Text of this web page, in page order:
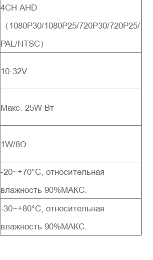
4CH AHD
（1080P30/1080P25/720P30/720P25/
PAL/NTSC）
10-32V
Макс. 25W Вт
1W/8Ω
-20~+70°C, относительная
влажность 90%МАКС.
-30~+80°C, относительная
влажность 90%МАКС.